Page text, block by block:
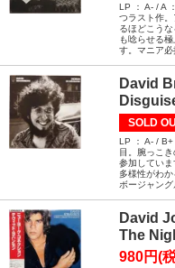
LP ： A- / A
つラスト作
るほどこう
も唸らせる
す。マニア必
David
SOLD
LP ： A- / B+
目。腕っこ
参加してい
多様性がわ
ボージャン
David
The
980円(